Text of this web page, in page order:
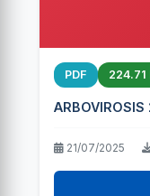
PDF 224.71
ARBOVIROSIS
21/07/2025